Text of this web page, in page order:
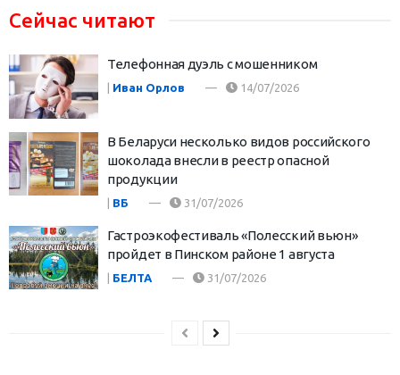
Сейчас читают
Телефонная дуэль с мошенником
Иван Орлов 14/07/2026
В Беларуси несколько видов российского
шоколада внесли в реестр опасной
продукции
| ВБ 31/07/2026
Гастроэкофестиваль «Полесский вьюн»
пройдет в Пинском районе 1 августа
| БЕЛТА 31/07/2026